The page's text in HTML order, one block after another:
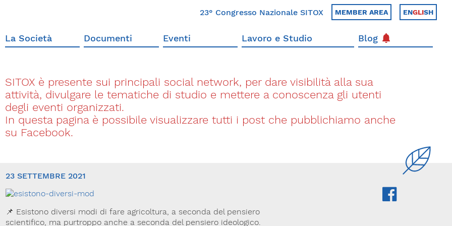
23° Congresso Nazionale SITOX MEMBER AREA ENGLISH
La Società Documenti Eventi Lavoro e Studio Blog
SITOX è presente sui principali social network, per dare visibilità alla sua
attività, divulgare le tematiche di studio e mettere a conoscenza gli utenti
degli eventi organizzati.
In questa pagina è possibile visualizzare tutti i post che pubblichiamo anche
su Facebook.
23 SETTEMBRE 2021
📌 Esistono diversi modi di fare agricoltura, a seconda del pensiero
scientifico, ma purtroppo anche a seconda del pensiero ideologico.